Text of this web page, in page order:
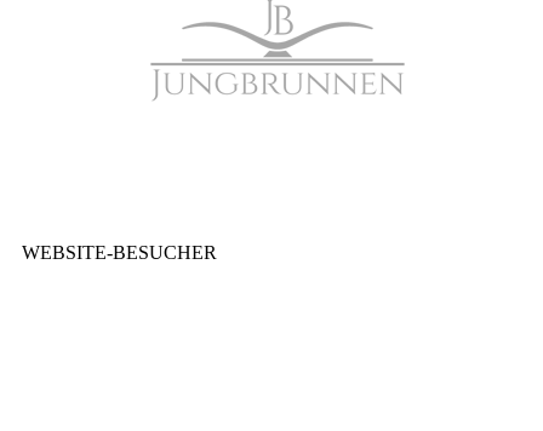
WEBSITE-BESUCHER